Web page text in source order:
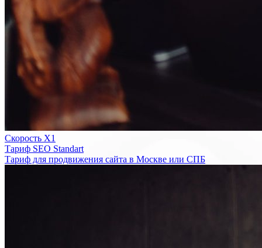
Скорость Х1
Тариф SEO Standart
Тариф для продвижения сайта в Москве или СПБ